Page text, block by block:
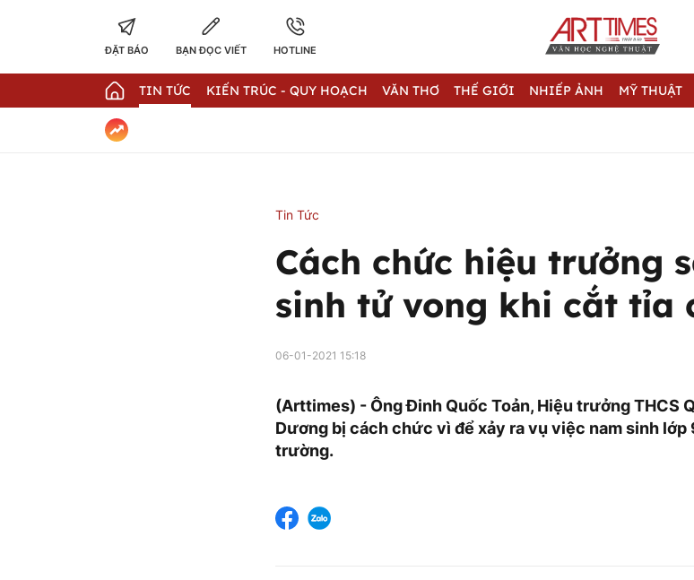
ĐẶT BÁO BẠN ĐỌC VIẾT HOTLINE
TIN TỨC KIẾN TRÚC - QUY HOẠCH VĂN THƠ THẾ GIỚI NHIẾP ẢNH MỸ THUẬT
Tin Tức
Cách chức hiệu trưởng
sinh tử vong khi cắt tỉa
06-01-2021 15:18
(Arttimes) - Ông Đinh Quốc Toản, Hiệu trưởng THCS
Dương bị cách chức vì để xảy ra vụ việc nam sinh
trường.